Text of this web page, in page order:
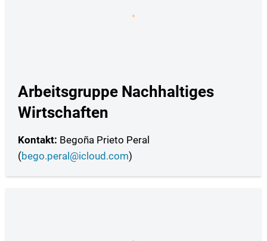
Arbeitsgruppe Nachhaltiges
Wirtschaften
Kontakt: Begoña Prieto Peral
(bego.peral@icloud.com)